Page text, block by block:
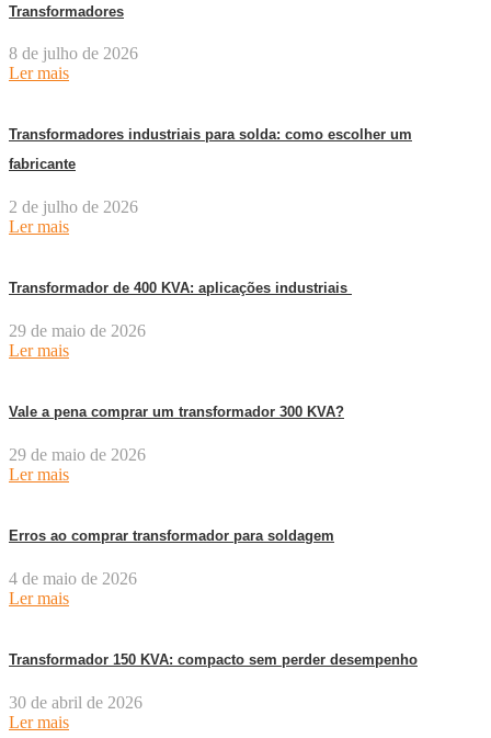
Transformadores
8 de julho de 2026
Ler mais
Transformadores industriais para solda: como escolher um
fabricante
2 de julho de 2026
Ler mais
Transformador de 400 KVA: aplicações industriais
29 de maio de 2026
Ler mais
Vale a pena comprar um transformador 300 KVA?
29 de maio de 2026
Ler mais
Erros ao comprar transformador para soldagem
4 de maio de 2026
Ler mais
Transformador 150 KVA: compacto sem perder desempenho
30 de abril de 2026
Ler mais